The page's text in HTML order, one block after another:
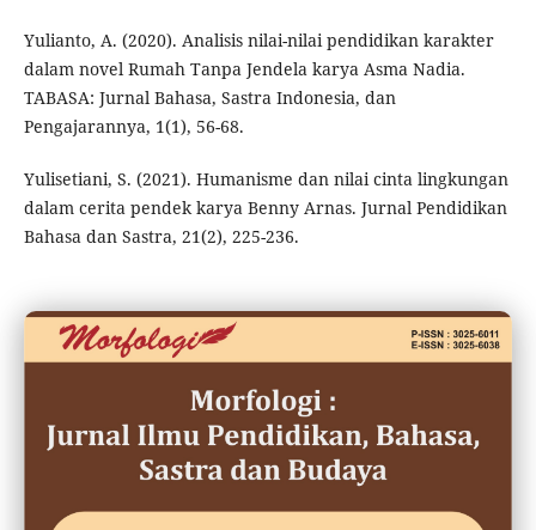
Yulianto, A. (2020). Analisis nilai-nilai pendidikan karakter
dalam novel Rumah Tanpa Jendela karya Asma Nadia.
TABASA: Jurnal Bahasa, Sastra Indonesia, dan
Pengajarannya, 1(1), 56-68.
Yulisetiani, S. (2021). Humanisme dan nilai cinta lingkungan
dalam cerita pendek karya Benny Arnas. Jurnal Pendidikan
Bahasa dan Sastra, 21(2), 225-236.